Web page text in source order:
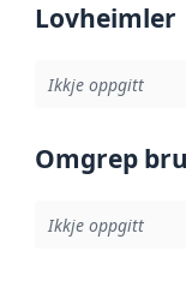
Lovheimler
Ikkje oppgitt
Omgrep
Ikkje oppgitt